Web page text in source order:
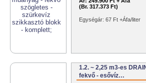
(Br. 317.373 Ft)
Egységár: 67 Ft +Áfa/liter
1.2. ~ 2,25 m3-es
fekvő - esővíz…